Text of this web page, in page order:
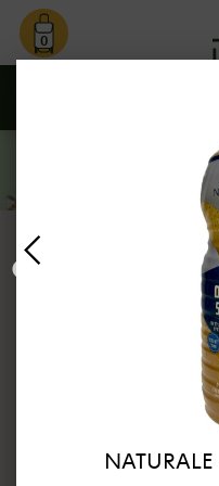
0